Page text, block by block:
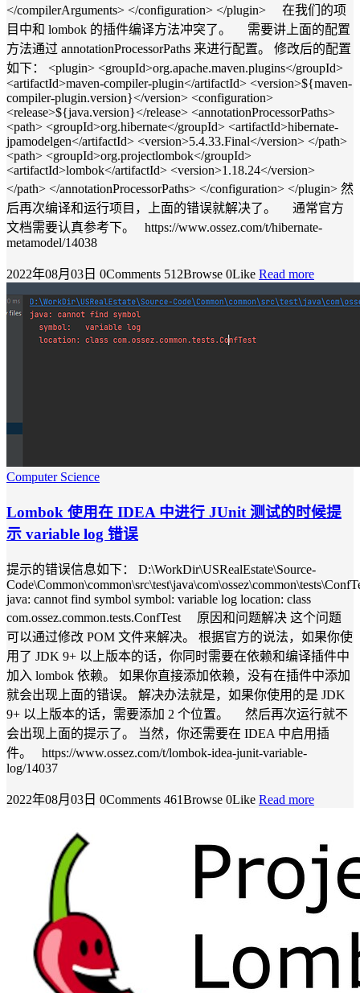
</compilerArguments> </configuration> </plugin> 在我们的项
目中和 lombok 的插件编译方法冲突了。 需要讲上面的配置
方法通过 annotationProcessorPaths 来进行配置。 修改后的配置
如下： <plugin> <groupId>org.apache.maven.plugins</groupId>
<artifactId>maven-compiler-plugin</artifactId> <version>${maven-
compiler-plugin.version}</version> <configuration>
<release>${java.version}</release> <annotationProcessorPaths>
<path> <groupId>org.hibernate</groupId> <artifactId>hibernate-
jpamodelgen</artifactId> <version>5.4.33.Final</version> </path>
<path> <groupId>org.projectlombok</groupId>
<artifactId>lombok</artifactId> <version>1.18.24</version>
</path> </annotationProcessorPaths> </configuration> </plugin> 然
后再次编译和运行项目，上面的错误就解决了。 通常官方
文档需要认真参考下。 https://www.ossez.com/t/hibernate-
metamodel/14038
2022年08月03日 0Comments 512Browse 0Like Read more
Computer Science
Lombok 使用在 IDEA 中进行 JUnit 测试的时候提
示 variable log 错误
提示的错误信息如下： D:\WorkDir\USRealEstate\Source-
java: cannot find symbol symbol: variable log location: class
com.ossez.common.tests.ConfTest 原因和问题解决 这个问题
可以通过修改 POM 文件来解决。 根据官方的说法，如果你使
用了 JDK 9+ 以上版本的话，你同时需要在依赖和编译插件中
加入 lombok 依赖。 如果你直接添加依赖，没有在插件中添加
就会出现上面的错误。 解决办法就是，如果你使用的是 JDK
9+ 以上版本的话，需要添加 2 个位置。 然后再次运行就不
会出现上面的提示了。 当然，你还需要在 IDEA 中启用插
件。 https://www.ossez.com/t/lombok-idea-junit-variable-
log/14037
2022年08月03日 0Comments 461Browse 0Like Read more